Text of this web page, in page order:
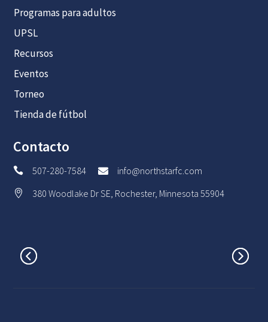
Programas para adultos
UPSL
Recursos
Eventos
Torneo
Tienda de fútbol
Contacto
 507-280-7584  info@northstarfc.com
 380 Woodlake Dr SE, Rochester, Minnesota 55904